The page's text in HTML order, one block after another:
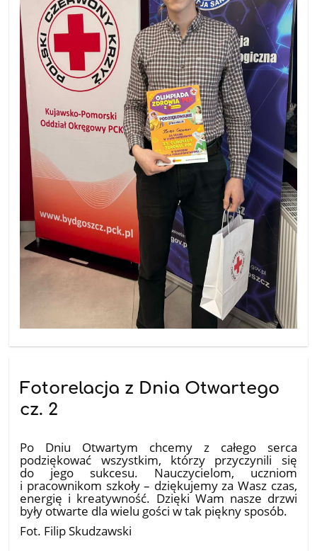
Fotorelacja z Dnia Otwartego
cz. 2
Po Dniu Otwartym chcemy z całego serca
podziękować wszystkim, którzy przyczynili się
do jego sukcesu. Nauczycielom, uczniom
i pracownikom szkoły – dziękujemy za Wasz czas,
energię i kreatywność. Dzięki Wam nasze drzwi
były otwarte dla wielu gości w tak piękny sposób.
Fot. Filip Skudzawski